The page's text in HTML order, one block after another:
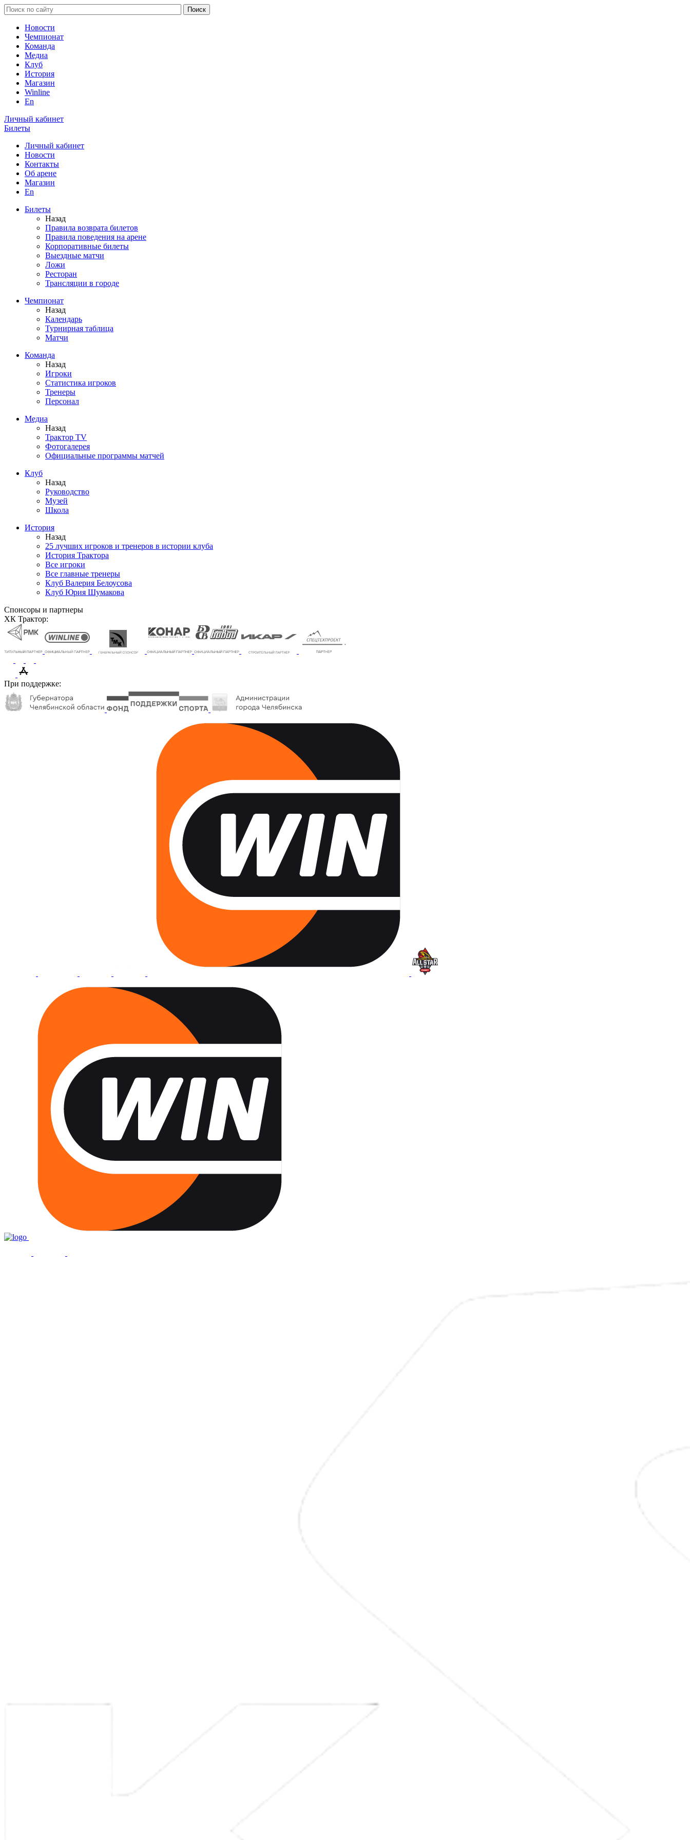
Новости
Чемпионат
Команда
Медиа
Клуб
История
Магазин
Winline
En
Личный кабинет
Билеты
Личный кабинет
Новости
Контакты
Об арене
Магазин
En
Билеты
Назад
Правила возврата билетов
Правила поведения на арене
Корпоративные билеты
Выездные матчи
Ложи
Ресторан
Трансляции в городе
Чемпионат
Назад
Календарь
Турнирная таблица
Матчи
Команда
Назад
Игроки
Статистика игроков
Тренеры
Персонал
Медиа
Назад
Трактор TV
Фотогалерея
Официальные программы матчей
Клуб
Назад
Руководство
Музей
Школа
История
Назад
25 лучших игроков и тренеров в истории клуба
История Трактора
Все игроки
Все главные тренеры
Клуб Валерия Белоусова
Клуб Юрия Шумакова
Спонсоры и партнеры
ХК Трактор:
При поддержке: